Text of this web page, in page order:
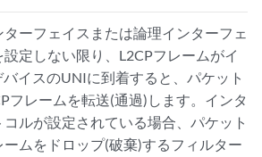
ーフェイスまたは論理インターフェ
定しない限り、L2CPフレームがイ
バイスのUNIに到着すると、パケット
フレームを転送(通過)します。インタ
ルが設定されている場合、パケット
ムをドロップ(破棄)するフィルター